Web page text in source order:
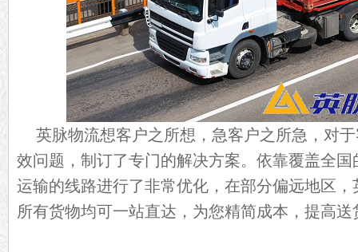
英脉物流想客户之所想，急客户之所急，对
效问题，制订了专门的解决方案。依靠覆盖全
运输的线路进行了非常优化，在部分偏远地区
所有货物均可一站直达，为您精简成本，提高送